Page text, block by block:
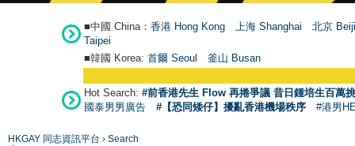
■中國 China： 香港 Hong Kong 上海 Shanghai
北京
Taipei
■韓國 Korea: 首爾 Seoul 釜山 Busan
Hot Search: #前香港先生 Flow 再捲爭議 昔日鍾培生百萬
國泰男男廣告
#【恐同矮仔】擾亂香港機場秩序 #港男
HKGAY 同志資訊平台 › Search